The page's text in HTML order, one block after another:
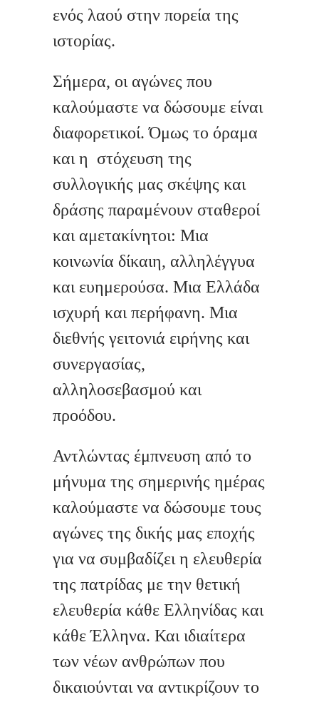
ενός λαού στην πορεία της
ιστορίας.
Σήμερα, οι αγώνες που
καλούμαστε να δώσουμε είναι
διαφορετικοί. Όμως το όραμα
και η στόχευση της
συλλογικής μας σκέψης και
δράσης παραμένουν σταθεροί
και αμετακίνητοι: Μια
κοινωνία δίκαιη, αλληλέγγυα
και ευημερούσα. Μια Ελλάδα
ισχυρή και περήφανη. Μια
διεθνής γειτονιά ειρήνης και
συνεργασίας,
αλληλοσεβασμού και
προόδου.
Αντλώντας έμπνευση από το
μήνυμα της σημερινής ημέρας
καλούμαστε να δώσουμε τους
αγώνες της δικής μας εποχής
για να συμβαδίζει η ελευθερία
της πατρίδας με την θετική
ελευθερία κάθε Ελληνίδας και
κάθε Έλληνα. Και ιδιαίτερα
των νέων ανθρώπων που
δικαιούνται να αντικρίζουν το